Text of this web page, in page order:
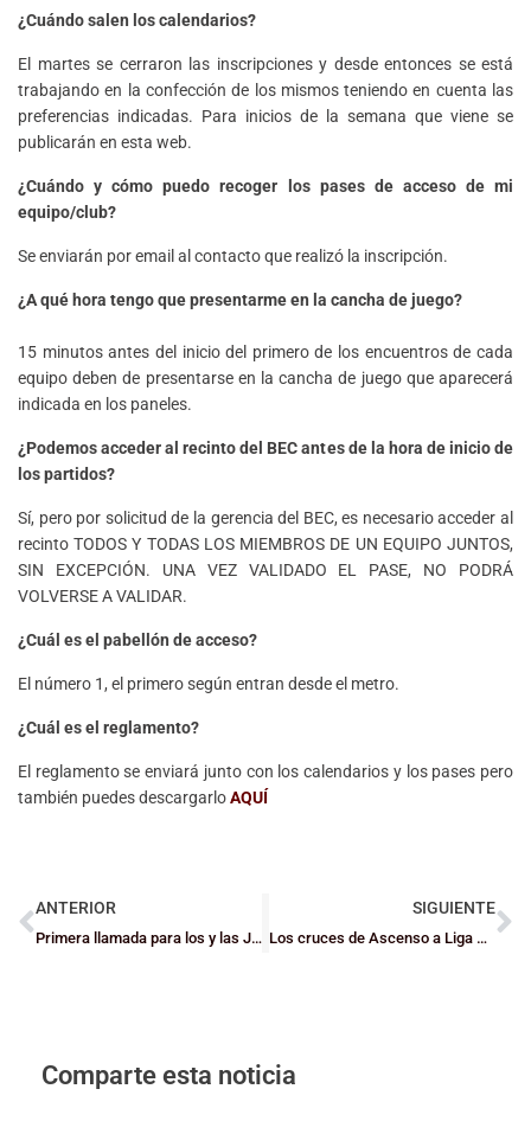
¿Cuándo salen los calendarios?
El martes se cerraron las inscripciones y desde entonces se está
trabajando en la confección de los mismos teniendo en cuenta las
preferencias indicadas. Para inicios de la semana que viene se
publicarán en esta web.
¿Cuándo y cómo puedo recoger los pases de acceso de mi
equipo/club?
Se enviarán por email al contacto que realizó la inscripción.
¿A qué hora tengo que presentarme en la cancha de juego?
15 minutos antes del inicio del primero de los encuentros de cada
equipo deben de presentarse en la cancha de juego que aparecerá
indicada en los paneles.
¿Podemos acceder al recinto del BEC antes de la hora de inicio de
los partidos?
Sí, pero por solicitud de la gerencia del BEC, es necesario acceder al
recinto TODOS Y TODAS LOS MIEMBROS DE UN EQUIPO JUNTOS,
SIN EXCEPCIÓN. UNA VEZ VALIDADO EL PASE, NO PODRÁ
VOLVERSE A VALIDAR.
¿Cuál es el pabellón de acceso?
El número 1, el primero según entran desde el metro.
¿Cuál es el reglamento?
El reglamento se enviará junto con los calendarios y los pases pero
también puedes descargarloAQUÍ
ANTERIOR
Primera llamada para los y las Juniors de Bizkaia
SIGUIENTE
Los cruces de Ascenso a Liga Vasca, en juego para los y las Juniors
Comparte esta noticia